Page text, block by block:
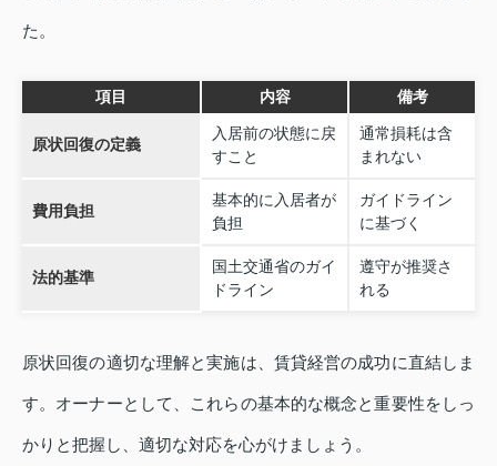
た。
項目 内容 備考
原状回復の定義
入居前の状態に戻
すこと
通常損耗は含
まれない
費用負担
基本的に入居者が
負担
ガイドライン
に基づく
法的基準
国土交通省のガイ
ドライン
遵守が推奨さ
れる
原状回復の適切な理解と実施は、賃貸経営の成功に直結しま
す。オーナーとして、これらの基本的な概念と重要性をしっ
かりと把握し、適切な対応を心がけましょう。